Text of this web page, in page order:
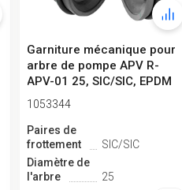
Garniture mécanique pour
arbre de pompe APV R-
APV-01 25, SIC/SIC, EPDM
type A...
1053344
Paires de
frottement
SIC/SIC
Diamètre de
l'arbre
25